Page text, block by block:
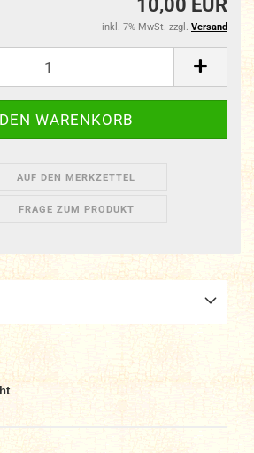
10,00 EUR
inkl. 7% MwSt. zzgl. Versand
AUF DEN MERKZETTEL
FRAGE ZUM PRODUKT